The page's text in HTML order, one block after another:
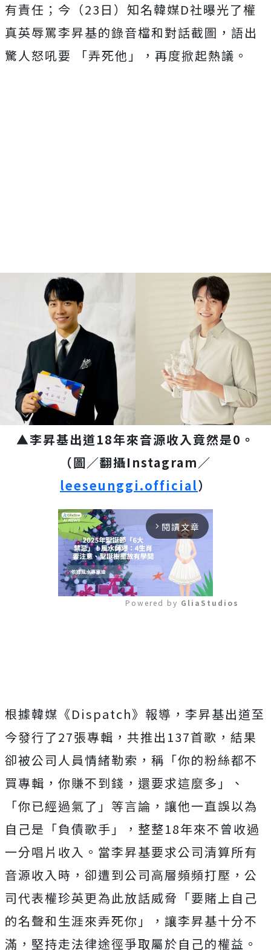
有責任；今（23日）知名韓媒D社曝光了權
真英辱罵李昇基的錄音檔和對話截圖，語出
驚人怒吼要 「弄死他」，再度掀起熱議。
▲李昇基出道18年來音源收入竟然是0。
（圖／翻攝Instagram／
leeseunggi.official）
arrow_forward_ios 閱讀文章
Powered by GliaStudios
根據韓媒《Dispatch》報導，李昇基出道至
今發行了27張專輯，共推出137首歌，結果
卻被公司人員情緒勒索，稱「你的粉絲都不
買專輯，你賺不到錢，還要求這麼多」、
「你已經過氣了」等言論，讓他一直誤以為
自己是「負債歌手」，整整18年來不曾收過
一分唱片收入。當李昇基要求公司清算所有
音源收入時，卻遭到公司高層頻頻打壓，公
司代表權珍英更為此放話威脅「要賭上自己
的名聲和生涯來弄死你」，讓李昇基十分不
滿，堅持走法律途徑爭取屬於自己的權益。